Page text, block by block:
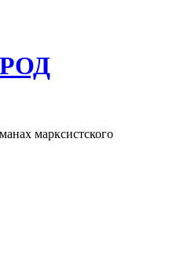
марксистского